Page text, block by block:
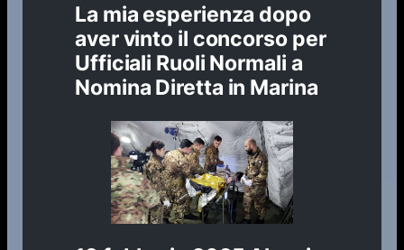
La mia esperienza dopo
aver vinto il concorso per
Ufficiali Ruoli Normali a
Nomina Diretta in Marina